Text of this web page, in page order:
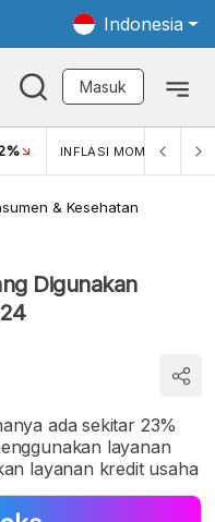
Indonesia
Masuk
INFLASI MOM (APR)
& Kesehatan
Digunakan
ada sekitar 23%
layanan
layanan kredit usaha